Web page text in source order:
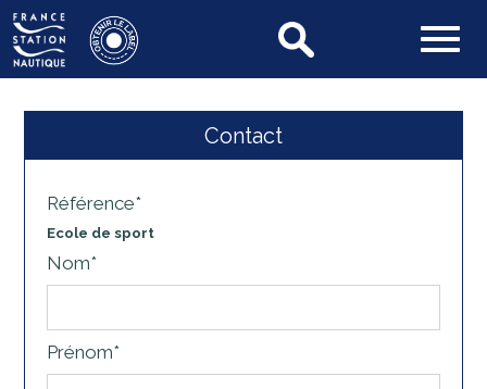
Contact
Référence*
Ecole de sport
Nom*
Prénom*